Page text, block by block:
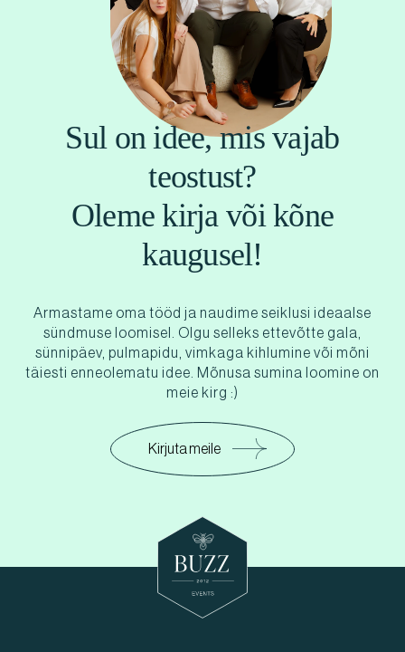
Sul on idee, mis vajab
teostust?
Oleme kirja või kõne
kaugusel!
Armastame oma tööd ja naudime seiklusi ideaalse
sündmuse loomisel. Olgu selleks ettevõtte gala,
sünnipäev, pulmapidu, vimkaga kihlumine või mõni
täiesti enneolematu idee. Mõnusa sumina loomine on
meie kirg :)
Kirjuta meile